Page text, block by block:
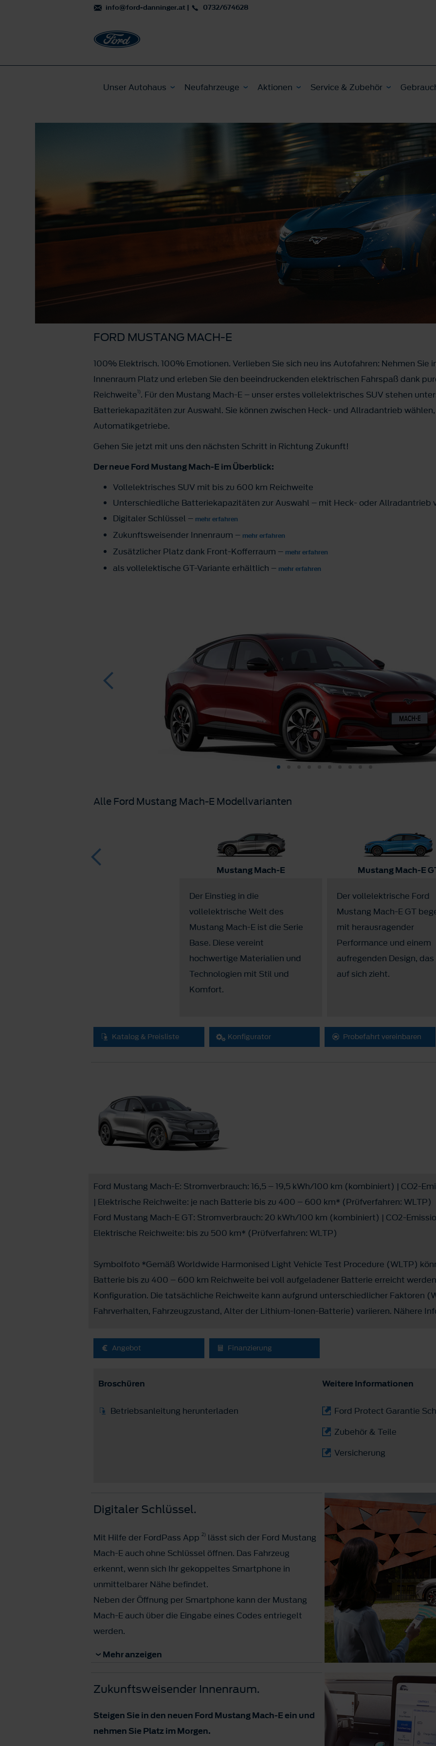
info@ford-danninger.at | 0732/674628
Unser Autohaus Neufahrzeuge Aktionen Service & Zubehör
FORD MUSTANG MACH-E
100% Elektrisch. 100% Emotionen. Verlieben Sie sich neu ins Autofahren: Nehmen Sie
Innenraum Platz und erleben Sie den beeindruckenden elektrischen Fahrspaß dank
Reichweite1). Für den Mustang Mach-E – unser erstes vollelektrisches SUV stehen
Batteriekapazitäten zur Auswahl. Sie können zwischen Heck- und Allradantrieb
Automatikgetriebe.
Gehen Sie jetzt mit uns den nächsten Schritt in Richtung Zukunft!
Der neue Ford Mustang Mach-E im Überblick:
Vollelektrisches SUV mit bis zu 600 km Reichweite
Unterschiedliche Batteriekapazitäten zur Auswahl – mit Heck- oder Allradantrieb
Digitaler Schlüssel – mehr erfahren
Zukunftsweisender Innenraum – mehr erfahren
Zusätzlicher Platz dank Front-Kofferraum – mehr erfahren
als vollelektische GT-Variante erhältlich – mehr erfahren
Alle Ford Mustang Mach-E Modellvarianten
Mustang Mach-E
Der Einstieg in die
vollelektrische Welt des
Mustang Mach-E ist die Serie
Base. Diese vereint
hochwertige Materialien und
Technologien mit Stil und
Komfort.
Mustang Mach-E
Der vollelektrische Ford
Mustang Mach-E GT
mit herausragender
Performance und einem
aufregenden Design, das
auf sich zieht.
Katalog & Preisliste Konfigurator Probefahrt vereinbaren
Ford Mustang Mach-E: Stromverbrauch: 16,5 – 19,5 kWh/100 km (kombiniert) | CO2-
| Elektrische Reichweite: je nach Batterie bis zu 400 – 600 km* (Prüfverfahren: WLTP)
Ford Mustang Mach-E GT: Stromverbrauch: 20 kWh/100 km (kombiniert) | CO2-
Elektrische Reichweite: bis zu 500 km* (Prüfverfahren: WLTP)
Symbolfoto *Gemäß Worldwide Harmonised Light Vehicle Test Procedure (WLTP)
Batterie bis zu 400 – 600 km Reichweite bei voll aufgeladener Batterie erreicht
Konfiguration. Die tatsächliche Reichweite kann aufgrund unterschiedlicher Faktoren
Fahrverhalten, Fahrzeugzustand, Alter der Lithium-Ionen-Batterie) variieren. Nähere
Angebot Finanzierung
Broschüren
Betriebsanleitung herunterladen
Weitere Informationen
Ford Protect Garantie
Zubehör & Teile
Versicherung
Digitaler Schlüssel.
Mit Hilfe der FordPass App 2) lässt sich der Ford Mustang
Mach-E auch ohne Schlüssel öffnen. Das Fahrzeug
erkennt, wenn sich Ihr gekoppeltes Smartphone in
unmittelbarer Nähe befindet.
Neben der Öffnung per Smartphone kann der Mustang
Mach-E auch über die Eingabe eines Codes entriegelt
werden.
Zur Nutzung der Dienste ist die Installation der
Für die Datenübertragung können abhängig von Ihrem
Mehr anzeigen
Zukunftsweisender Innenraum.
Steigen Sie in den neuen Ford Mustang Mach-E ein und
nehmen Sie Platz im Morgen.